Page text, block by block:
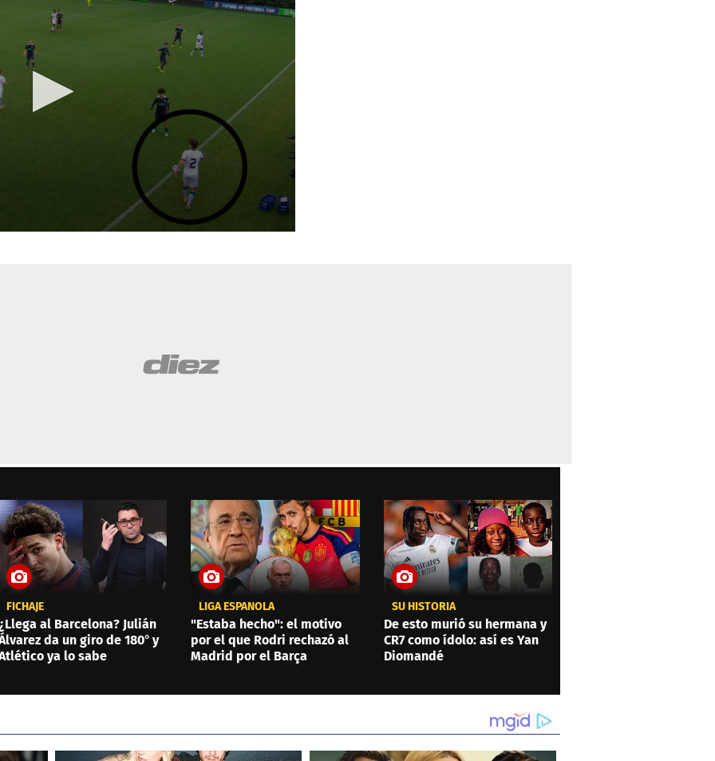
FICHAJE
al Barcelona? Julián
da un giro de 180° y
ya lo sabe
LIGA ESPAÑOLA
"Estaba hecho": el motivo
por el que Rodri rechazó al
Madrid por el Barça
SU HISTORIA
De esto murió su hermana y
CR7 como ídolo: así es Yan
Diomandé